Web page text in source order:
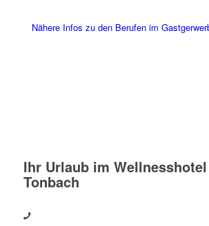
Nähere Infos zu den Berufen im
Ihr Urlaub im Wellnesshotel
Tonbach